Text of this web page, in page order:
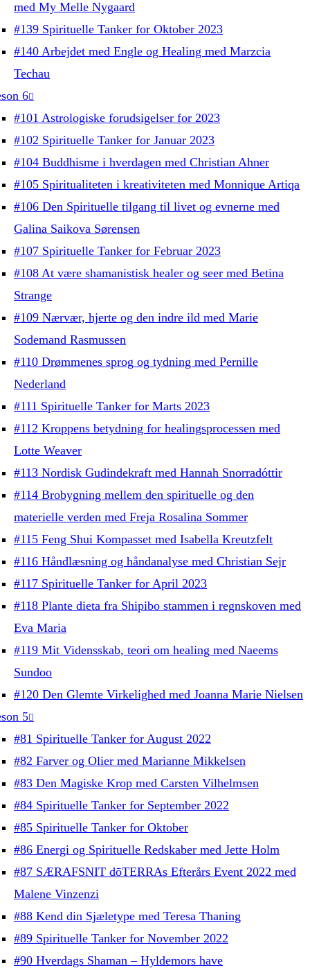
med My Melle Nygaard
#139 Spirituelle Tanker for Oktober 2023
#140 Arbejdet med Engle og Healing med Marzcia
Techau
6
#101 Astrologiske forudsigelser for 2023
#102 Spirituelle Tanker for Januar 2023
#104 Buddhisme i hverdagen med Christian Ahner
#105 Spiritualiteten i kreativiteten med Monnique Artiqa
#106 Den Spirituelle tilgang til livet og evnerne med
Galina Saikova Sørensen
#107 Spirituelle Tanker for Februar 2023
#108 At være shamanistisk healer og seer med Betina
Strange
#109 Nærvær, hjerte og den indre ild med Marie
Sodemand Rasmussen
#110 Drømmenes sprog og tydning med Pernille
Nederland
#111 Spirituelle Tanker for Marts 2023
#112 Kroppens betydning for healingsprocessen med
Lotte Weaver
#113 Nordisk Gudindekraft med Hannah Snorradóttir
#114 Brobygning mellem den spirituelle og den
materielle verden med Freja Rosalina Sommer
#115 Feng Shui Kompasset med Isabella Kreutzfelt
#116 Håndlæsning og håndanalyse med Christian Sejr
#117 Spirituelle Tanker for April 2023
#118 Plante dieta fra Shipibo stammen i regnskoven med
Eva Maria
#119 Mit Vidensskab, teori om healing med Naeems
Sundoo
#120 Den Glemte Virkelighed med Joanna Marie Nielsen
5
#81 Spirituelle Tanker for August 2022
#82 Farver og Olier med Marianne Mikkelsen
#83 Den Magiske Krop med Carsten Vilhelmsen
#84 Spirituelle Tanker for September 2022
#85 Spirituelle Tanker for Oktober
#86 Energi og Spirituelle Redskaber med Jette Holm
#87 SÆRAFSNIT dōTERRAs Efterårs Event 2022 med
Malene Vinzenzi
#88 Kend din Sjæletype med Teresa Thaning
#89 Spirituelle Tanker for November 2022
#90 Hverdags Shaman – Hyldemors have